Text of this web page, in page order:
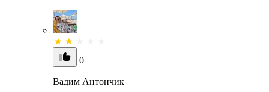
0
Вадим Антончик